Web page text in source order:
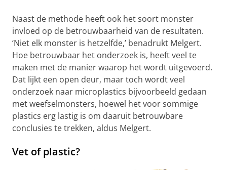
Naast de methode heeft ook het soort monster
invloed op de betrouwbaarheid van de resultaten.
‘Niet elk monster is hetzelfde,’ benadrukt Melgert.
Hoe betrouwbaar het onderzoek is, heeft veel te
maken met de manier waarop het wordt uitgevoerd.
Dat lijkt een open deur, maar toch wordt veel
onderzoek naar microplastics bijvoorbeeld gedaan
met weefselmonsters, hoewel het voor sommige
plastics erg lastig is om daaruit betrouwbare
conclusies te trekken, aldus Melgert.
Vet of plastic?